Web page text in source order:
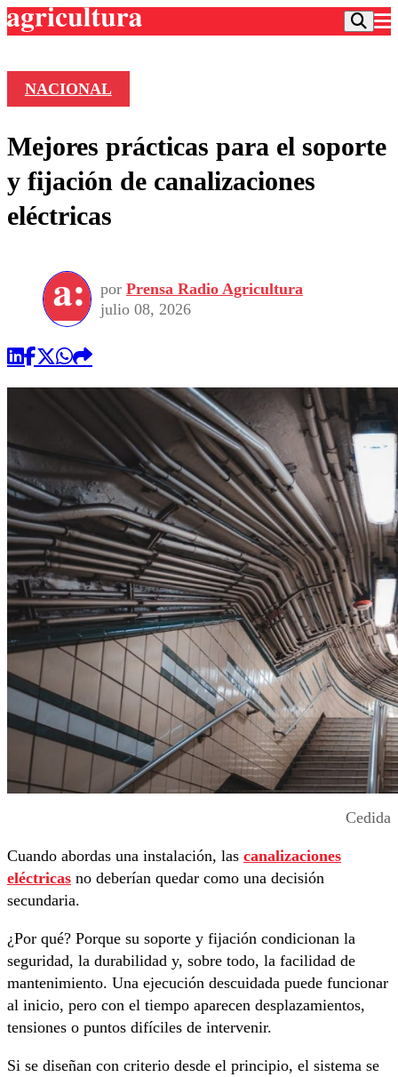
Frecuencias
Agricultura TV
Deportes
Colo Colo
Seleccion Chilena
Torneo Internacional
Universidad de Chile
Entretención
Economía
Internacional
Sustentabilidad
Publicaciones en medios
Opinión
NACIONAL
Mejores prácticas para el soporte
y fijación de canalizaciones
eléctricas
por Prensa Radio Agricultura
julio 08, 2026
Cedida
Cuando abordas una instalación, las canalizaciones
eléctricas no deberían quedar como una decisión
secundaria.
¿Por qué? Porque su soporte y fijación condicionan la
seguridad, la durabilidad y, sobre todo, la facilidad de
mantenimiento. Una ejecución descuidada puede funcionar
al inicio, pero con el tiempo aparecen desplazamientos,
tensiones o puntos difíciles de intervenir.
Si se diseñan con criterio desde el principio, el sistema se